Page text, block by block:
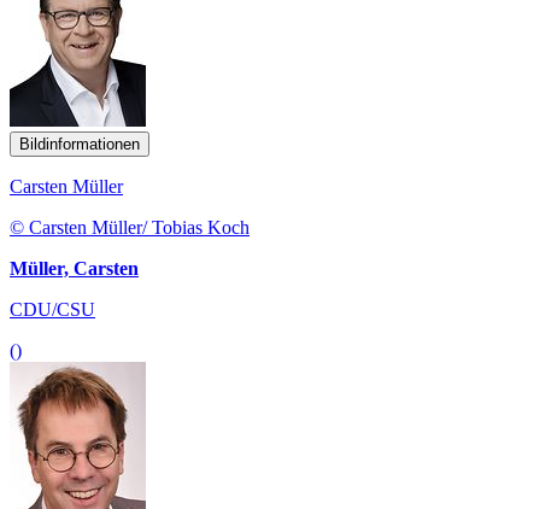
Bildinformationen
Carsten Müller
© Carsten Müller/ Tobias Koch
Müller, Carsten
CDU/CSU
()